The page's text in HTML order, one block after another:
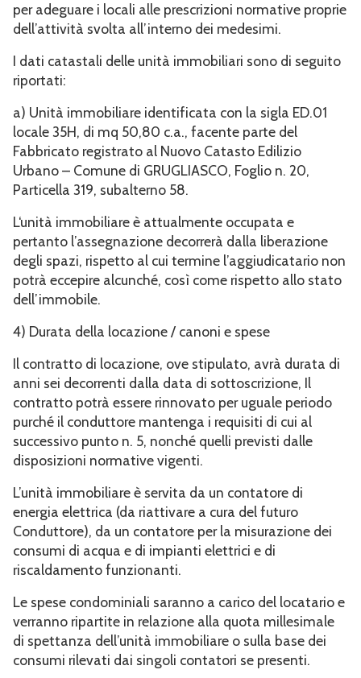
per adeguare i locali alle prescrizioni normative proprie
dell’attività svolta all’interno dei medesimi.
I dati catastali delle unità immobiliari sono di seguito
riportati:
a) Unità immobiliare identificata con la sigla ED.01
locale 35H, di mq 50,80 c.a., facente parte del
Fabbricato registrato al Nuovo Catasto Edilizio
Urbano – Comune di GRUGLIASCO, Foglio n. 20,
Particella 319, subalterno 58.
L‘unità immobiliare è attualmente occupata e
pertanto l’assegnazione decorrerà dalla liberazione
degli spazi, rispetto al cui termine l’aggiudicatario non
potrà eccepire alcunché, così come rispetto allo stato
dell’immobile.
4) Durata della locazione / canoni e spese
Il contratto di locazione, ove stipulato, avrà durata di
anni sei decorrenti dalla data di sottoscrizione, Il
contratto potrà essere rinnovato per uguale periodo
purché il conduttore mantenga i requisiti di cui al
successivo punto n. 5, nonché quelli previsti dalle
disposizioni normative vigenti.
L’unità immobiliare è servita da un contatore di
energia elettrica (da riattivare a cura del futuro
Conduttore), da un contatore per la misurazione dei
consumi di acqua e di impianti elettrici e di
riscaldamento funzionanti.
Le spese condominiali saranno a carico del locatario e
verranno ripartite in relazione alla quota millesimale
di spettanza dell’unità immobiliare o sulla base dei
consumi rilevati dai singoli contatori se presenti.